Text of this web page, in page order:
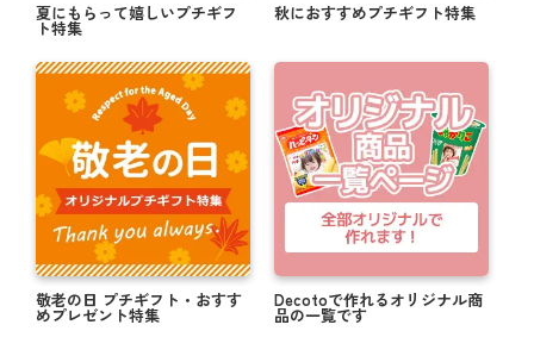
夏にもらって嬉しいプチギフ
ト特集
秋におすすめプチギフト特集
敬老の日 プチギフト・おすす
めプレゼント特集
Decotoで作れるオリジナル商
品の一覧です